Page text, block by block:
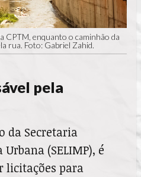
CPTM, enquanto o caminhão da
rua. Foto: Gabriel Zahid.
pela
da Secretaria
(SELIMP), é
licitações para